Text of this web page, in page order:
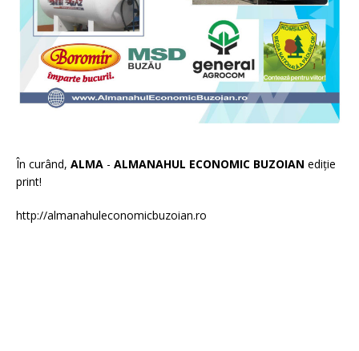
În curând, ALMA - ALMANAHUL ECONOMIC BUZOIAN ediție
print!
http://almanahuleconomicbuzoian.ro